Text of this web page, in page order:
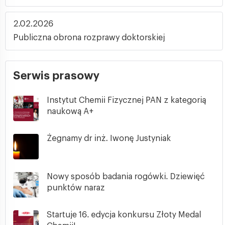
2.02.2026
Publiczna obrona rozprawy doktorskiej
Serwis prasowy
Instytut Chemii Fizycznej PAN z kategorią
naukową A+
Żegnamy dr inż. Iwonę Justyniak
Nowy sposób badania rogówki. Dziewięć
punktów naraz
Startuje 16. edycja konkursu Złoty Medal